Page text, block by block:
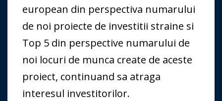
european din perspectiva numarului
de noi proiecte de investitii straine si
Top 5 din perspective numarului de
noi locuri de munca create de aceste
proiect, continuand sa atraga
interesul investitorilor.